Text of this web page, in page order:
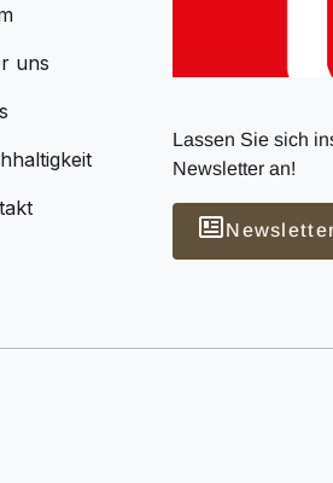
uns
Lassen Sie sich
Newsletter an!